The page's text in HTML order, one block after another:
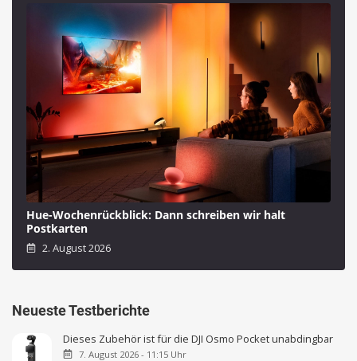
Hue-Wochenrückblick: Dann schreiben wir halt
Postkarten
2. August 2026
Neueste Testberichte
Dieses Zubehör ist für die DJI Osmo Pocket unabdingbar
7. August 2026 - 11:15 Uhr